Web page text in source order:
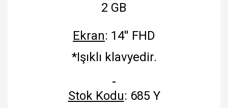
2 GB
Ekran: 14'' FHD
*Işıklı klavyedir.
Stok Kodu: 685 Y